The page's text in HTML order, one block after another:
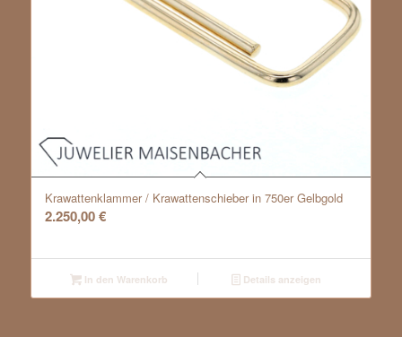
Krawattenklammer / Krawattenschieber in 750er Gelbgold
2.250,00€
In den Warenkorb Details anzeigen